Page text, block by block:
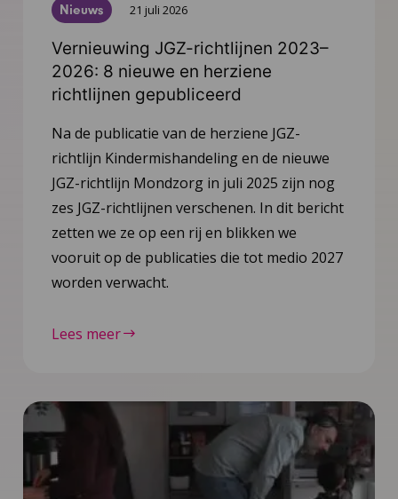
Nieuws 21 juli 2026
Vernieuwing JGZ-richtlijnen 2023–
2026: 8 nieuwe en herziene
richtlijnen gepubliceerd
Na de publicatie van de herziene JGZ-
richtlijn Kindermishandeling en de nieuwe
JGZ-richtlijn Mondzorg in juli 2025 zijn nog
zes JGZ-richtlijnen verschenen. In dit bericht
zetten we ze op een rij en blikken we
vooruit op de publicaties die tot medio 2027
worden verwacht.
Lees meer